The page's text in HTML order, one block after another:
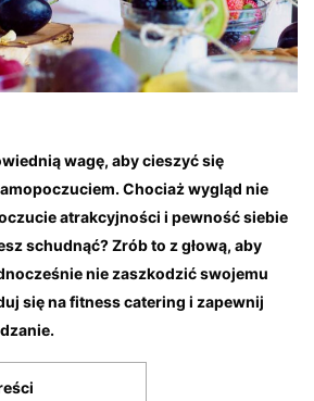
wagę, aby cieszyć się
Chociaż wygląd nie
atrakcyjności i pewność siebie
schudnąć? Zrób to z głową, aby
nie zaszkodzić swojemu
się na fitness catering i zapewnij